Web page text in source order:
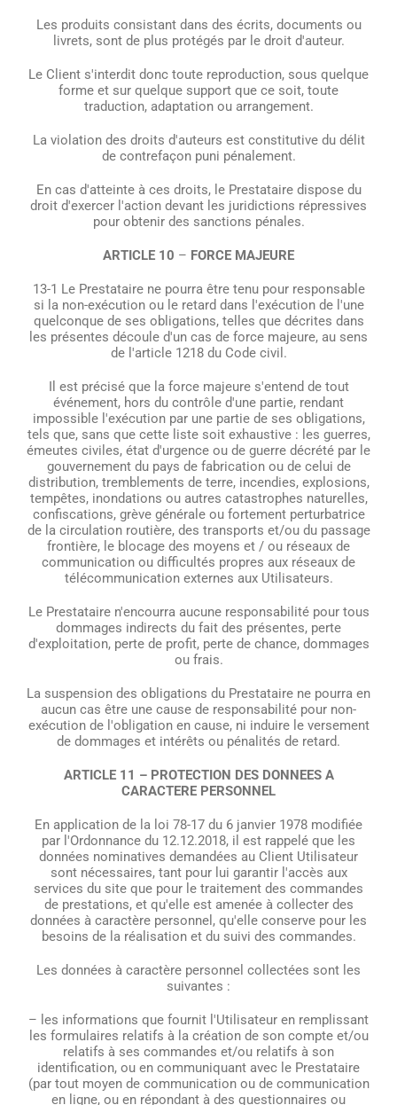
Les produits consistant dans des écrits, documents ou
livrets, sont de plus protégés par le droit d'auteur.
Le Client s'interdit donc toute reproduction, sous quelque
forme et sur quelque support que ce soit, toute
traduction, adaptation ou arrangement.
La violation des droits d'auteurs est constitutive du délit
de contrefaçon puni pénalement.
En cas d'atteinte à ces droits, le Prestataire dispose du
droit d'exercer l'action devant les juridictions répressives
pour obtenir des sanctions pénales.
ARTICLE 10 – FORCE MAJEURE
13-1 Le Prestataire ne pourra être tenu pour responsable
si la non-exécution ou le retard dans l'exécution de l'une
quelconque de ses obligations, telles que décrites dans
les présentes découle d'un cas de force majeure, au sens
de l'article 1218 du Code civil.
Il est précisé que la force majeure s'entend de tout
événement, hors du contrôle d'une partie, rendant
impossible l'exécution par une partie de ses obligations,
tels que, sans que cette liste soit exhaustive : les guerres,
émeutes civiles, état d'urgence ou de guerre décrété par le
gouvernement du pays de fabrication ou de celui de
distribution, tremblements de terre, incendies, explosions,
tempêtes, inondations ou autres catastrophes naturelles,
confiscations, grève générale ou fortement perturbatrice
de la circulation routière, des transports et/ou du passage
frontière, le blocage des moyens et / ou réseaux de
communication ou difficultés propres aux réseaux de
télécommunication externes aux Utilisateurs.
Le Prestataire n'encourra aucune responsabilité pour tous
dommages indirects du fait des présentes, perte
d'exploitation, perte de profit, perte de chance, dommages
ou frais.
La suspension des obligations du Prestataire ne pourra en
aucun cas être une cause de responsabilité pour non-
exécution de l'obligation en cause, ni induire le versement
de dommages et intérêts ou pénalités de retard.
ARTICLE 11 – PROTECTION DES DONNEES A
CARACTERE PERSONNEL
En application de la loi 78-17 du 6 janvier 1978 modifiée
par l'Ordonnance du 12.12.2018, il est rappelé que les
données nominatives demandées au Client Utilisateur
sont nécessaires, tant pour lui garantir l'accès aux
services du site que pour le traitement des commandes
de prestations, et qu'elle est amenée à collecter des
données à caractère personnel, qu'elle conserve pour les
besoins de la réalisation et du suivi des commandes.
Les données à caractère personnel collectées sont les
suivantes :
– les informations que fournit l'Utilisateur en remplissant
les formulaires relatifs à la création de son compte et/ou
relatifs à ses commandes et/ou relatifs à son
identification, ou en communiquant avec le Prestataire
(par tout moyen de communication ou de communication
en ligne, ou en répondant à des questionnaires ou